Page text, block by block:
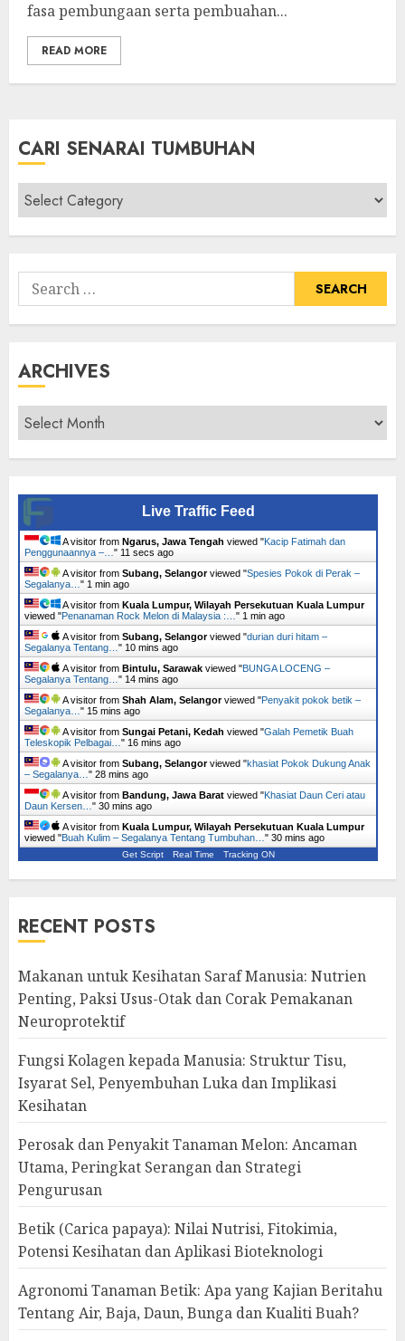
fasa pembungaan serta pembuahan...
READ MORE
CARI SENARAI TUMBUHAN
Cari
Senarai
Tumbuhan
Search
for:
ARCHIVES
Archives
Live Traffic Feed
A visitor from Ngarus, Jawa Tengah viewed "Kacip Fatimah dan
Penggunaannya –… " 12 secs ago
A visitor from Subang, Selangorviewed "Spesies Pokok di Perak –
Segalanya… " 1 min ago
A visitor from Kuala Lumpur, Wilayah Persekutuan Kuala Lumpur
viewed "Penanaman Rock Melon di Malaysia :… " 1 min ago
A visitor from Subang, Selangorviewed "durian duri hitam –
Segalanya Tentang… " 10 mins ago
A visitor from Bintulu, Sarawak viewed "BUNGA LOCENG –
Segalanya Tentang… " 14 mins ago
A visitor from Shah Alam, Selangorviewed "Penyakit pokok betik –
Segalanya… " 15 mins ago
A visitor from Sungai Petani, Kedah viewed "Galah Pemetik Buah
Teleskopik Pelbagai… " 16 mins ago
A visitor from Subang, Selangorviewed "khasiat Pokok Dukung Anak
– Segalanya… " 28 mins ago
A visitor from Bandung, Jawa Barat viewed "Khasiat Daun Ceri atau
Daun Kersen… " 30 mins ago
A visitor from Kuala Lumpur, Wilayah Persekutuan Kuala Lumpur
viewed "Buah Kulim – Segalanya Tentang Tumbuhan… " 30 mins ago
Get Script Real Time Tracking ON
RECENT POSTS
Makanan untuk Kesihatan Saraf Manusia: Nutrien
Penting, Paksi Usus-Otak dan Corak Pemakanan
Neuroprotektif
Fungsi Kolagen kepada Manusia: Struktur Tisu,
Isyarat Sel, Penyembuhan Luka dan Implikasi
Kesihatan
Perosak dan Penyakit Tanaman Melon: Ancaman
Utama, Peringkat Serangan dan Strategi
Pengurusan
Betik (Carica papaya): Nilai Nutrisi, Fitokimia,
Potensi Kesihatan dan Aplikasi Bioteknologi
Agronomi Tanaman Betik: Apa yang Kajian Beritahu
Tentang Air, Baja, Daun, Bunga dan Kualiti Buah?